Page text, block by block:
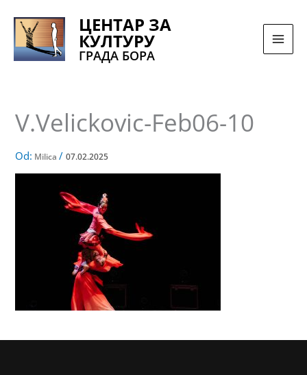
sadržaj
ЦЕНТАР ЗА
КУЛТУРУ
ГРАДА БОРА
V.Velickovic-Feb06-10
Od: Milica/07.02.2025